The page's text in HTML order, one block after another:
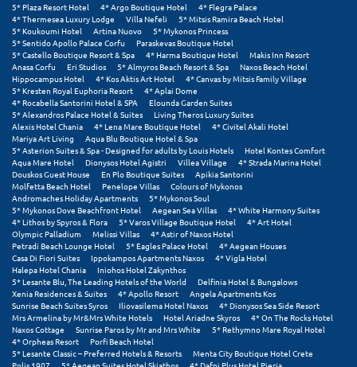
Πόρτο Χέλι
Πρέβεζα
Πύλος
Πύργος
Ρ
Ρέθυμνο
Ρίο
Ρόδος
Σ
Σαλαμίνα
Σαμοθράκη
5* Plaza Resort Hotel
4* Argo Boutique Hotel
4* Flegra Palace
4* Thermesea Luxury Lodge
Villa Nefeli
5* Mitsis Ramira Beach Hotel
5* Koukoumi Hotel
Artina Nuovo
5* Mykonos Princess
5* Sentido Apollo Palace Corfu
Paraskevas Boutique Hotel
5* Castello Boutique Resort & Spa
4* Harma Boutique Hotel
Makis Inn Resort
Anasa Corfu
Eri Studios 5* Almyros Beach Resort & Spa
Naxos Beach Hotel
Hippocampus Hotel
4* Kos Aktis Art Hotel
4* Canvas by Mitsis Family Village
5* Kresten Royal Euphoria Resort
4* Aplai Dome
4* Rocabella Santorini Hotel & SPA
Elounda Garden Suites
5* Alexandros Palace Hotel & Suites
Living Theros Luxury Suites
Alexis Hotel Chania
4* Lena Mare Boutique Hotel
4* Civitel Akali Hotel
Mariya Art Living
Aqua Blu Boutique Hotel & Spa
5* Asterion Suites & Spa - Designed for adults by Louis Hotels
Hotel Kontes Comfort
Aqua Mare Hotel
Dionysos Hotel Agistri Villea Village
4* Strada Marina Hotel
Douskos Guest House
En Plo Boutique Suites
Apikia Santorini
Molfetta Beach Hotel
Penelope Villas
Colours of Mykonos
Andromaches Holiday Apartments
5* Mykonos Soul
5* Mykonos Dove Beachfront Hotel
Aegean Sea Villas
4* White Harmony Suites
4* Lithos by Spyros & Flora
5* Varos Village Boutique Hotel
4* Art Hotel
Olympic Palladium
Melissi Villas
4* Astir of Naxos Hotel
Petradi Beach Lounge Hotel
5* Eagles Palace Hotel
4* Aegean Houses
Casa Di Fiori Suites
Ippokampos Apartments Naxos
4* Vigla Hotel
Halepa Hotel Chania
Iniohos Hotel Zakynthos
5* Lesante Blu, The Leading Hotels of the World
Delfinia Hotel & Bungalows
Xenia Residences & Suites
4* Apollo Resort
Angela Apartments Kos
Sunrise Beach Suites Syros
Iliovasilema Hotel Naxos
4* Dionysos Sea Side Resort
Mrs Armelina by Mr&Mrs White Hotels
Hotel Ariadne Skyros
4* On The Rocks Hotel
Naxos Cottage
Sunrise Paros by Mr and Mrs White
5* Rethymno Mare Royal Hotel
4* Orpheas Resort
Porfi Beach Hotel
5* Lesante Classic – Preferred Hotels & Resorts
Menta City Boutique Hotel Crete